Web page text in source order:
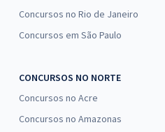
Concursos no Rio de Janeiro
Concursos em São Paulo
CONCURSOS NO NORTE
Concursos no Acre
Concursos no Amazonas